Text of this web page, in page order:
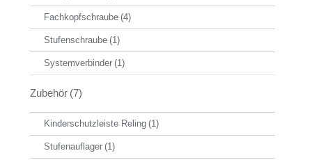
Fachkopfschraube (4)
Stufenschraube (1)
Systemverbinder (1)
Zubehör (7)
Kinderschutzleiste Reling (1)
Stufenauflager (1)